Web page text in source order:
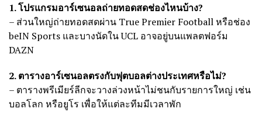
1. โปรแกรมอาร์เซนอลถ่ายทอดสดช่องไหนบ้าง?
– ส่วนใหญ่ถ่ายทอดสดผ่าน True Premier Football หรือช่อง
beIN Sports และบางนัดใน UCL อาจอยู่บนแพลตฟอร์ม
DAZN
2. ตารางอาร์เซนอลตรงกับฟุตบอลต่างประเทศหรือไม่?
– ตารางพรีเมียร์ลีกจะวางล่วงหน้าไม่ชนกับรายการใหญ่ เช่น
บอลโลก หรือยูโร เพื่อให้แต่ละทีมมีเวลาพัก